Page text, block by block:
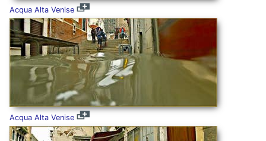
Acqua Alta Venise
Acqua Alta Venise